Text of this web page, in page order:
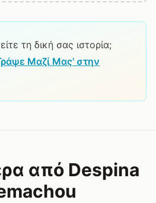
τη δική σας ιστορία;
Μαζί Μας' στην
από Despina